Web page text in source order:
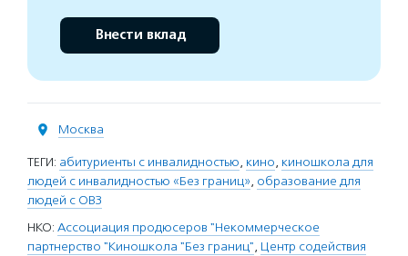
Внести вклад
Москва
ТЕГИ: абитуриенты с инвалидностью, кино, киношкола для
людей с инвалидностью «Без границ», образование для
людей с ОВЗ
НКО: Ассоциация продюсеров "Некоммерческое
партнерство "Киношкола "Без границ", Центр содействия